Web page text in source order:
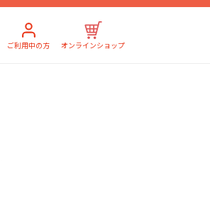
ご利用中の方 オンラインショップ